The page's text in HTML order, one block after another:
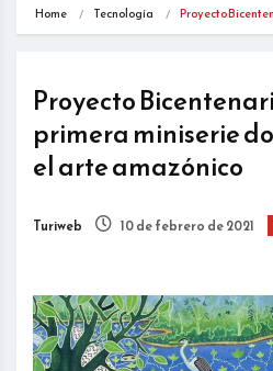
Home Tecnología Proyecto
Proyecto
primera miniserie
el arte amazónico
Turiweb 10 de febrero de 2021